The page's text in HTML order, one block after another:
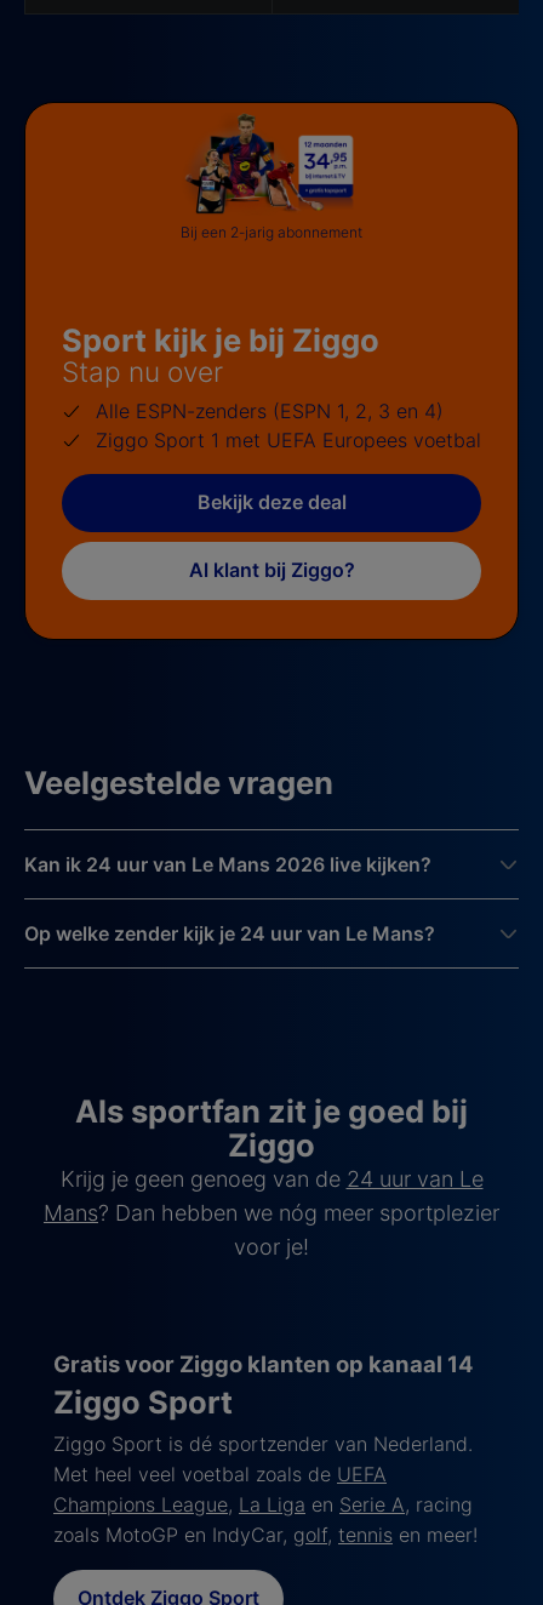
Sport kijk je bij Ziggo
Stap nu over
Alle ESPN-zenders (ESPN 1, 2, 3 en 4)
Ziggo Sport 1 met UEFA Europees voetbal
Bekijk deze deal
Al klant bij Ziggo?
Bij een 2-jarig abonnement
Veelgestelde vragen
Kan ik 24 uur van Le Mans 2026 live kijken?
Op welke zender kijk je 24 uur van Le Mans?
Als sportfan zit je goed bij
Ziggo
Krijg je geen genoeg van de 24 uur van Le
Mans? Dan hebben we nóg meer sportplezier
voor je!
Gratis voor Ziggo klanten op kanaal 14
Ziggo Sport
Ziggo Sport is dé sportzender van Nederland.
Met heel veel voetbal zoals de UEFA
Champions League, La Liga en Serie A, racing
zoals MotoGP en IndyCar, golf, tennis en meer!
Ontdek Ziggo Sport